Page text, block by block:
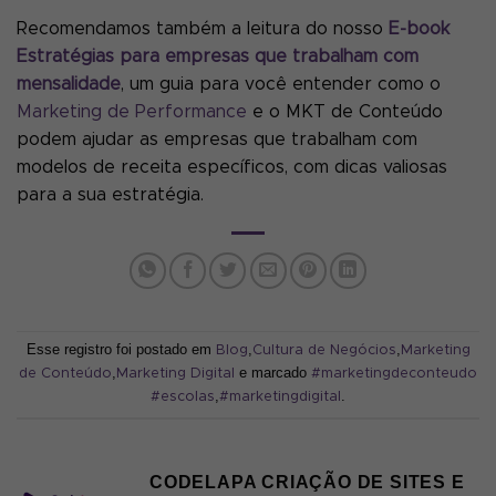
Recomendamos também a leitura do nosso E-book
Estratégias para empresas que trabalham com
mensalidade, um guia para você entender como o
Marketing de Performance e o MKT de Conteúdo
podem ajudar as empresas que trabalham com
modelos de receita específicos, com dicas valiosas
para a sua estratégia.
Esse registro foi postado em Blog Cultura de Negócios Marketing
de Conteúdo Marketing Digital e marcado #marketingdeconteudo
#escolas #marketingdigital
CODELAPA CRIAÇÃO DE SITES E